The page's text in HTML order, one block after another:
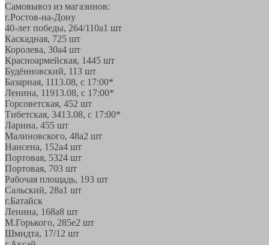
Самовывоз из магазинов:
г.Ростов-на-Дону
40-лет победы, 264/110а1 шт
Каскадная, 725 шт
Королева, 30а4 шт
Красноармейская, 1445 шт
Будённовский, 113 шт
Базарная, 1113.08, с 17:00*
Ленина, 11913.08, с 17:00*
Горсоветская, 452 шт
Тибетская, 3413.08, с 17:00*
Ларина, 455 шт
Малиновского, 48а2 шт
Нансена, 152а4 шт
Портовая, 5324 шт
Портовая, 703 шт
Рабочая площадь, 193 шт
Сальский, 28a1 шт
г.Батайск
Ленина, 168а8 шт
М.Горького, 285е2 шт
Шмидта, 17/1 2 шт